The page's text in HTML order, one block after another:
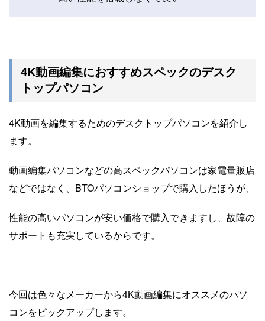
4K動画編集におすすめスペックのデスク
トップパソコン
4K動画を編集するためのデスクトップパソコンを紹介し
ます。
動画編集パソコンなどの高スペックパソコンは家電量販店
などではなく、BTOパソコンショップで購入したほうが、
性能の高いパソコンが安い価格で購入できますし、故障の
サポートも充実しているからです。
今回は色々なメーカーから4K動画編集にオススメのパソ
コンをピックアップします。